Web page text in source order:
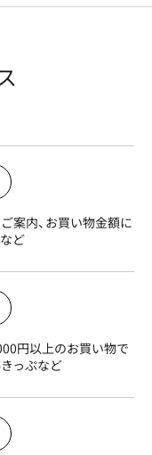
案内、お買い物金額に
ど
円以上のお買い物で
っぷなど